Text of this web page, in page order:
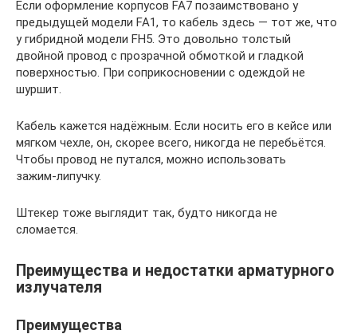
Если оформление корпусов FA7 позаимствовано у
предыдущей модели FA1, то кабель здесь — тот же, что
у гибридной модели FH5. Это довольно толстый
двойной провод с прозрачной обмоткой и гладкой
поверхностью. При соприкосновении с одеждой не
шуршит.
Кабель кажется надёжным. Если носить его в кейсе или
мягком чехле, он, скорее всего, никогда не перебьётся.
Чтобы провод не путался, можно использовать
зажим‑липучку.
Штекер тоже выглядит так, будто никогда не
сломается.
Преимущества и недостатки арматурного
излучателя
Преимущества